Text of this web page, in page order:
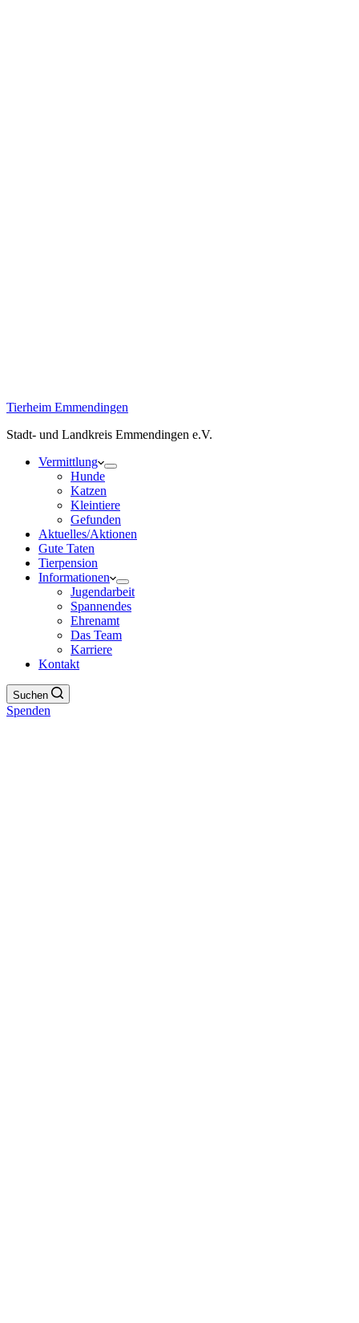
Tierheim Emmendingen
Stadt- und Landkreis Emmendingen e.V.
Vermittlung
Hunde
Katzen
Kleintiere
Gefunden
Aktuelles/Aktionen
Gute Taten
Tierpension
Informationen
Jugendarbeit
Spannendes
Ehrenamt
Das Team
Karriere
Kontakt
Suchen
Spenden